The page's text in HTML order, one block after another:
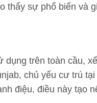
thấy sự phổ biến và
trên toàn cầu,
chủ yếu cư trú
điệu, điều này tạo